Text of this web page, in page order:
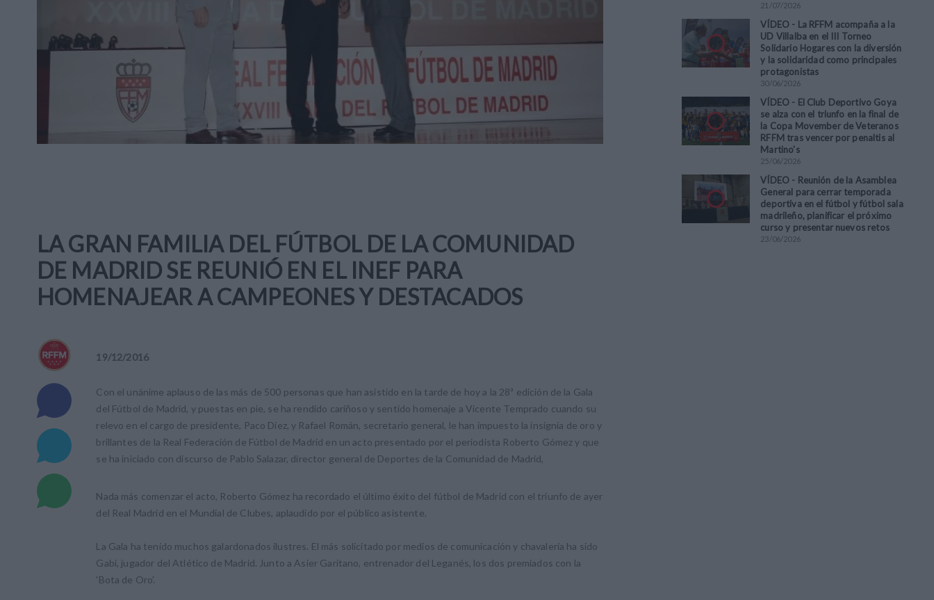
LA GRAN FAMILIA DEL FÚTBOL DE LA COMUNIDAD
DE MADRID SE REUNIÓ EN EL INEF PARA
HOMENAJEAR A CAMPEONES Y DESTACADOS
19/12/2016
Con el unánime aplauso de las más de 500 personas que han asistido en la tarde de hoy a la 28ª edición de la Gala
del Fútbol de Madrid, y puestas en pie, se ha rendido cariñoso y sentido homenaje a Vicente Temprado cuando su
relevo en el cargo de presidente, Paco Diez, y Rafael Román, secretario general, le han impuesto la insignia de oro y
brillantes de la Real Federación de Fútbol de Madrid en un acto presentado por el periodista Roberto Gómez y que
se ha iniciado con discurso de Pablo Salazar, director general de Deportes de la Comunidad de Madrid,
Nada más comenzar el acto, Roberto Gómez ha recordado el último éxito del fútbol de Madrid con el triunfo de ayer
del Real Madrid en el Mundial de Clubes, aplaudido por el público asistente.
La Gala ha tenido muchos galardonados ilustres. El más solicitado por medios de comunicación y chavalería ha sido
Gabi, jugador del Atlético de Madrid. Junto a Asier Garitano, entrenador del Leganés, los dos premiados con la
'Bota de Oro'.
21 /07/2026
VÍDEO - La RFFM acompaña a la
UD Villalba en el III Torneo
Solidario Hogares con la diversión
y la solidaridad como principales
protagonistas
30/06/2026
VÍDEO - El Club Deportivo Goya
se alza con el triunfo en la final de
la Copa Movember de Veteranos
RFFM tras vencer por penaltis al
Martino's
25/06/2026
VÍDEO - Reunión de la Asamblea
General para cerrar temporada
deportiva en el fútbol y fútbol sala
madrileño, planificar el próximo
curso y presentar nuevos retos
23/06/2026